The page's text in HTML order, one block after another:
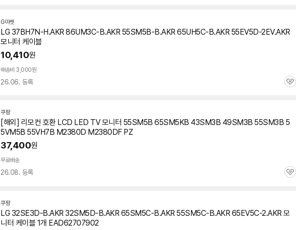
G마켓
LG 37BH7N-H.AKR 86UM3C-B.AKR 55SM5B-B.AKR 65UH5C-B.AKR 55EV5D-2EV.AKR
모니터 케이블
10,410원
배송비 3,000원
26.06. 등록
관
쿠팡
[해외] 리모컨 호환 LCD LED TV 모니터 55SM5B 65SM5KB 43SM3B 49SM3B 55SM3B 5
5VM5B 55VH7B M2380D M2380DF PZ
37,400원
무료배송
26.08. 등록
관
쿠팡
LG 32SE3D-B.AKR 32SM5D-B.AKR 65SM5C-B.AKR 55SM5C-B.AKR 65EV5C-2.AKR 모
니터 케이블 1개 EAD62707902